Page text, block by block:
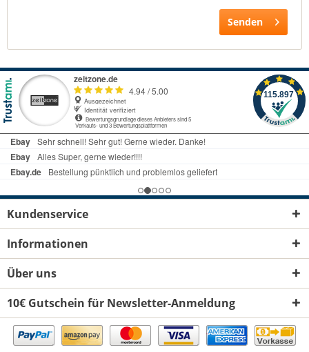
Senden
Kundenservice
Informationen
Über uns
10€ Gutschein für Newsletter-Anmeldung